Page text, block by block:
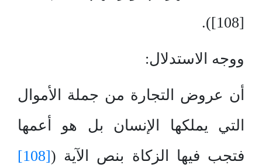
[108]).
ووجه الاستدلال:
أن عروض التجارة من جملة الأموال
التي يملكها الإنسان بل هو أعمها
فتجب فيها الزكاة بنص الآية ([108]